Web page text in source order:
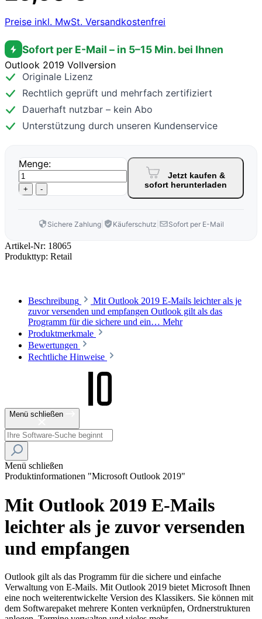
Preise inkl. MwSt. Versandkostenfrei
Sofort per E-Mail – in 5–15 Min. bei Ihnen
Outlook 2019 Vollversion
Originale Lizenz
Rechtlich geprüft und mehrfach zertifiziert
Dauerhaft nutzbar – kein Abo
Unterstützung durch unseren Kundenservice
Menge:
+ -
Jetzt kaufen &
sofort herunterladen
Sichere Zahlung Käuferschutz Sofort per E-Mail
Artikel-Nr: 18065
Produkttyp: Retail
Beschreibung
Mit Outlook 2019 E-Mails leichter als je
zuvor versenden und empfangen Outlook gilt als das
Programm für die sichere und ein… Mehr
Produktmerkmale
Bewertungen
Rechtliche Hinweise
Menü schließen
Menü schließen
Produktinformationen "Microsoft Outlook 2019"
Mit Outlook 2019 E-Mails
leichter als je zuvor versenden
und empfangen
Outlook gilt als das Programm für die sichere und einfache
Verwaltung von E-Mails. Mit Outlook 2019 bietet Microsoft Ihnen
eine noch weiterentwickelte Version des Klassikers. Sie können mit
dem Softwarepaket mehrere Konten verknüpfen, Ordnerstrukturen